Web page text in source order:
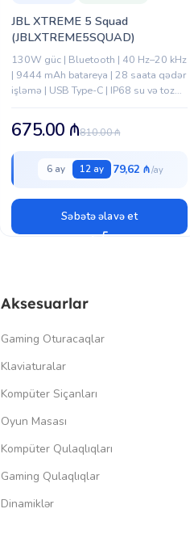
JBL XTREME 5 Squad
(JBLXTREME5SQUAD)
130W güc | Bluetooth | 40 Hz–20 kHz
| 9444 mAh batareya | 28 saata qədər
işləmə | USB Type-C | IP68 su və toza
810.00₼
675.00 ₼
6 ay 12 ay 79,62 ₼
Səbətə əlavə et
Aksesuarlar
Gaming Oturacaqlar
Klaviaturalar
Kompüter Siçanları
Oyun Masası
Kompüter Qulaqlıqları
Gaming Qulaqlıqlar
Dinamiklər